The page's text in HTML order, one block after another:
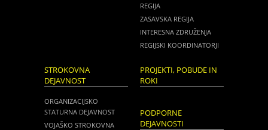
REGIJA
ZASAVSKA REGIJA
INTERESNA ZDRUŽENJA
REGIJSKI KOORDINATORJI
STROKOVNA
DEJAVNOST
ORGANIZACIJSKO
STATURNA DEJAVNOST
VOJAŠKO STROKOVNA
PROJEKTI, POBUDE IN
ROKI
PODPORNE
DEJAVNOSTI